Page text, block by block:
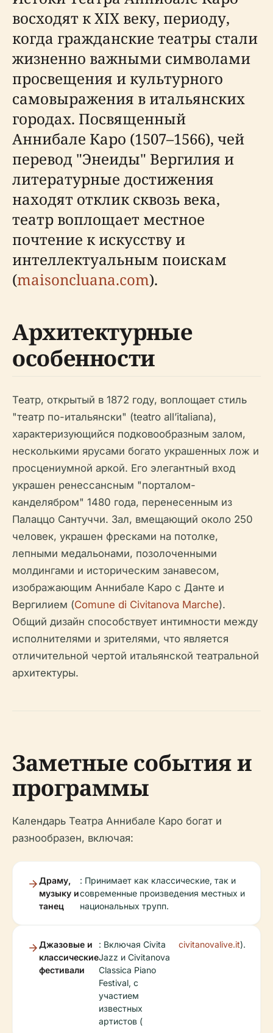
восходят к XIX веку, периоду,
когда гражданские театры стали
жизненно важными символами
просвещения и культурного
самовыражения в итальянских
городах. Посвященный
Аннибале Каро (1507–1566), чей
перевод "Энеиды" Вергилия и
литературные достижения
находят отклик сквозь века,
театр воплощает местное
почтение к искусству и
интеллектуальным поискам
(maisoncluana.com).
Архитектурные
особенности
Театр, открытый в 1872 году, воплощает стиль
"театр по-итальянски" (teatro all’italiana),
характеризующийся подковообразным залом,
несколькими ярусами богато украшенных лож и
просцениумной аркой. Его элегантный вход
украшен ренессансным "порталом-
канделябром" 1480 года, перенесенным из
Палаццо Сантуччи. Зал, вмещающий около 250
человек, украшен фресками на потолке,
лепными медальонами, позолоченными
молдингами и историческим занавесом,
изображающим Аннибале Каро с Данте и
Вергилием (Comune di Civitanova Marche).
Общий дизайн способствует интимности между
исполнителями и зрителями, что является
отличительной чертой итальянской театральной
архитектуры.
Заметные события и
программы
Календарь Театра Аннибале Каро богат и
разнообразен, включая:
Драму,
музыку и
танец
: Принимает как классические, так и
современные произведения местных и
национальных трупп.
Джазовые и
классические
фестивали
: Включая Civita
Jazz и Civitanova
Classica Piano
Festival, с
участием
известных
артистов (
civitanovalive.it).